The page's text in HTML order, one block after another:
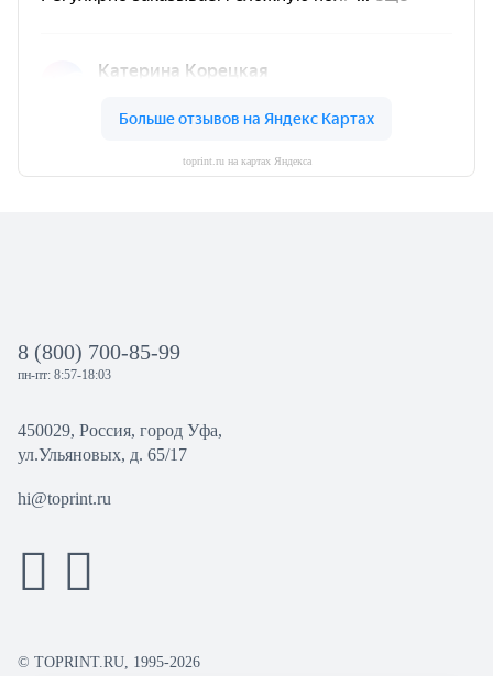
toprint.ru на картах Яндекса
8 (800) 700-85-99
пн-пт: 8:57-18:03
450029, Россия, город Уфа,
ул.Ульяновых, д. 65/17
hi@toprint.ru
© TOPRINT.RU, 1995-2026